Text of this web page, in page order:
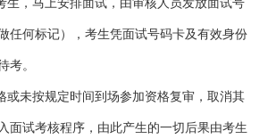
生，马上安排面试，由审核人员发放面试号
任何标记），考生凭面试号码卡及有效身份
考。
或未按规定时间到场参加资格复审，取消其
面试考核程序，由此产生的一切后果由考生